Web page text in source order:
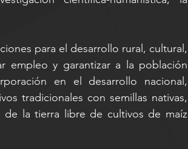
para el desarrollo rural, cultural,
empleo y garantizar a la población
en el desarrollo nacional,
tradicionales con semillas nativas,
la tierra libre de cultivos de maíz